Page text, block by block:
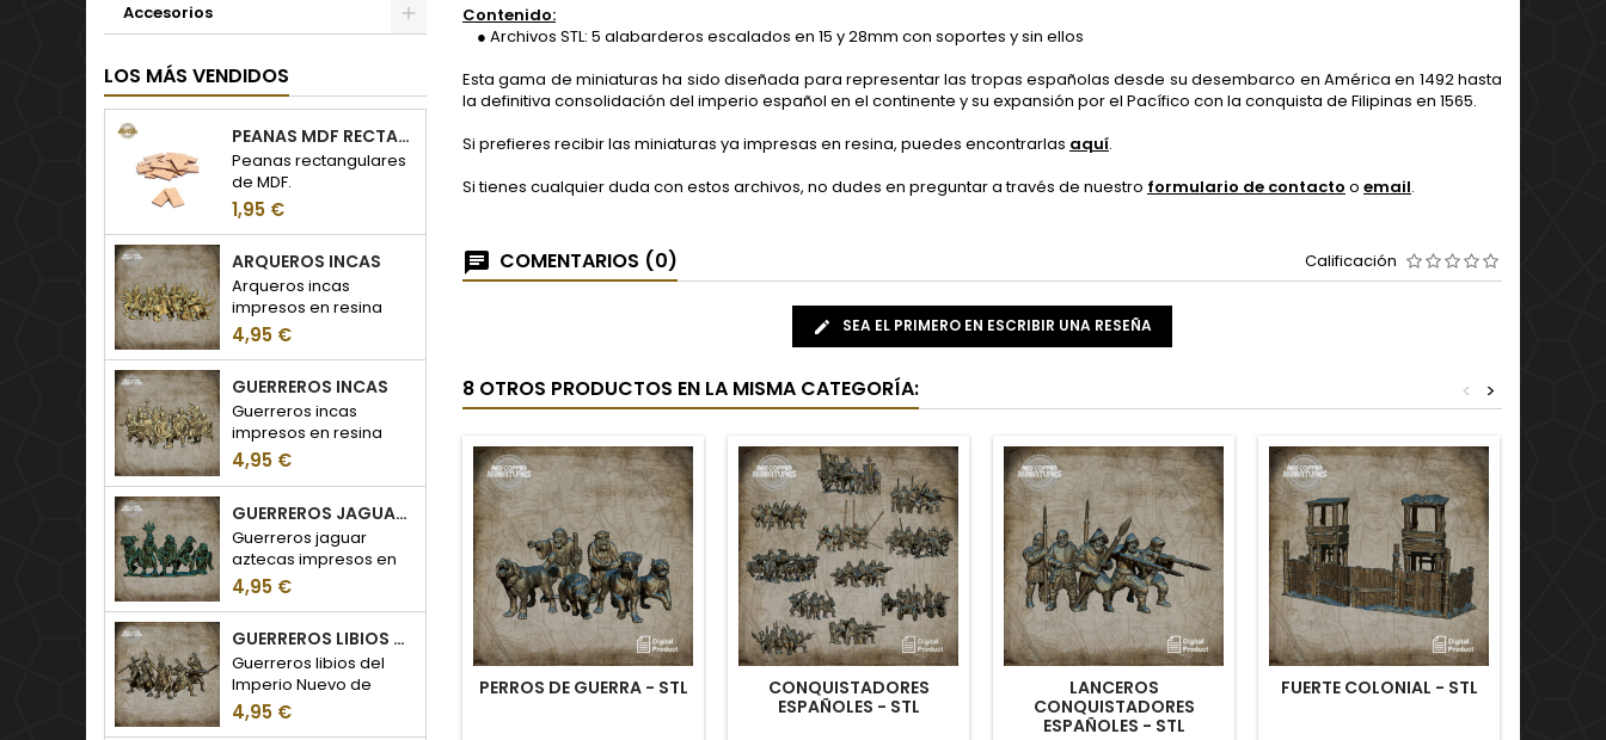
Accesorios
LOS MÁS VENDIDOS
PEANAS MDF RECTANGULARES
Peanas rectangulares
de MDF.
1,95 €
ARQUEROS INCAS
Arqueros incas
impresos en resina
4,95 €
GUERREROS INCAS
Guerreros incas
impresos en resina
4,95 €
GUERREROS JAGUAR AZTECAS
Guerreros jaguar
aztecas impresos en
resina
4,95 €
GUERREROS LIBIOS DEL IMPERIO NUEVO DE EGIPTO
Guerreros libios del
Imperio Nuevo de
Egipto impresos en
resina
4,95 €
Contenido:
● Archivos STL: 5 alabarderos escalados en 15 y 28mm con soportes y sin ellos
Esta gama de miniaturas ha sido diseñada para representar las tropas españolas desde su desembarco en América en 1492 hasta
la definitiva consolidación del imperio español en el continente y su expansión por el Pacífico con la conquista de Filipinas en 1565.
Si prefieres recibir las miniaturas ya impresas en resina, puedes encontrarlas aquí.
Si tienes cualquier duda con estos archivos, no dudes en preguntar a través de nuestro formulario de contacto o email.
COMENTARIOS (0) Calificación
SEA EL PRIMERO EN ESCRIBIR UNA RESEÑA
8 OTROS PRODUCTOS EN LA MISMA CATEGORÍA: >
<
PERROS DE GUERRA - STL
CONQUISTADORES
ESPAÑOLES - STL
LANCEROS
CONQUISTADORES
ESPAÑOLES - STL
FUERTE COLONIAL - STL